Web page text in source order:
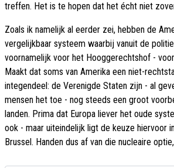
treffen. Het is te hopen dat het écht niet
Zoals ik namelijk al eerder zei, hebben de
vergelijkbaar systeem waarbij vanuit de
voornamelijk voor het Hooggerechtshof -
Maakt dat soms van Amerika een niet-
integendeel: de Verenigde Staten zijn - al
mensen het toe - nog steeds een groot
landen. Prima dat Europa liever het oude
ook - maar uiteindelijk ligt de keuze hiervoor
Brussel. Handen dus af van die nucleaire